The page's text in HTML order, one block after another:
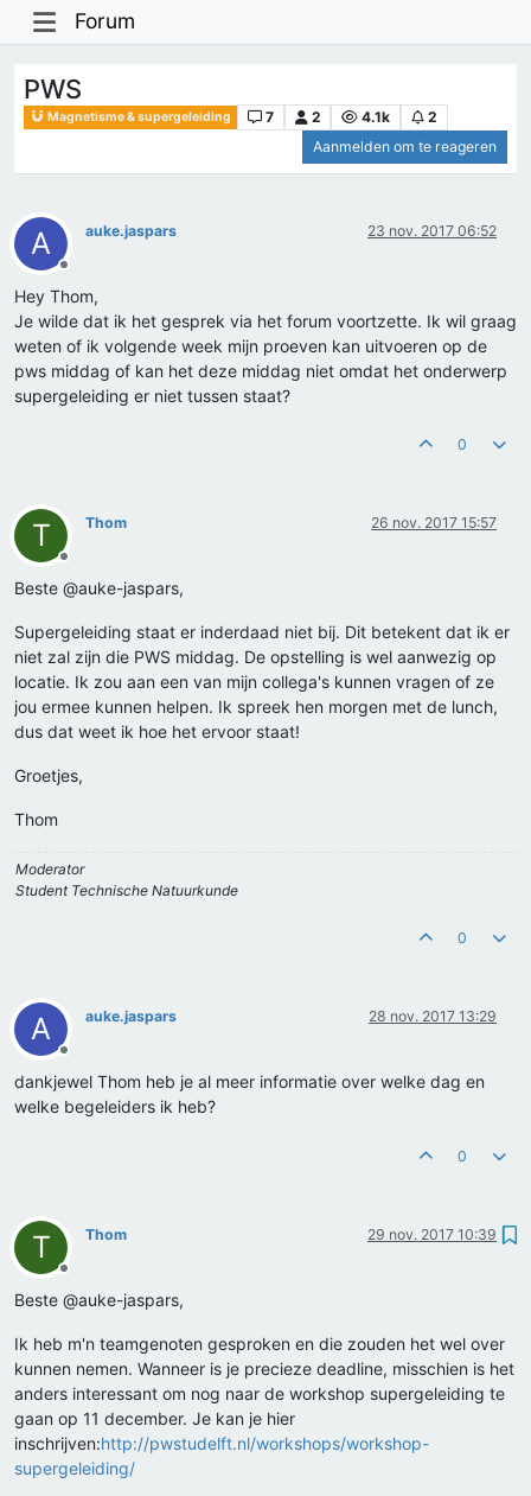
Forum
PWS
Magnetisme & supergeleiding 7 2 4.1k
2
Aanmelden om te reageren
A
Offline
auke.jaspars 23 nov. 2017 06:52
Hey Thom,
Je wilde dat ik het gesprek via het forum voortzette. Ik wil graag
weten of ik volgende week mijn proeven kan uitvoeren op de
pws middag of kan het deze middag niet omdat het onderwerp
supergeleiding er niet tussen staat?
0
T
Offline
Thom 26 nov. 2017 15:57
Beste @auke-jaspars,
Supergeleiding staat er inderdaad niet bij. Dit betekent dat ik er
niet zal zijn die PWS middag. De opstelling is wel aanwezig op
locatie. Ik zou aan een van mijn collega's kunnen vragen of ze
jou ermee kunnen helpen. Ik spreek hen morgen met de lunch,
dus dat weet ik hoe het ervoor staat!
Groetjes,
Thom
Moderator
Student Technische Natuurkunde
0
A
Offline
auke.jaspars 28 nov. 2017 13:29
dankjewel Thom heb je al meer informatie over welke dag en
welke begeleiders ik heb?
0
T
Offline
Thom 29 nov. 2017 10:39
Beste @auke-jaspars,
Ik heb m'n teamgenoten gesproken en die zouden het wel over
kunnen nemen. Wanneer is je precieze deadline, misschien is het
anders interessant om nog naar de workshop supergeleiding te
gaan op 11 december. Je kan je hier
inschrijven:http://pwstudelft.nl/workshops/workshop-
supergeleiding/